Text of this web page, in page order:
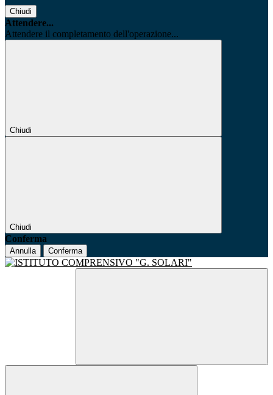
Chiudi
Attendere...
Attendere il completamento dell'operazione...
Chiudi
Chiudi
Conferma
Annulla Conferma